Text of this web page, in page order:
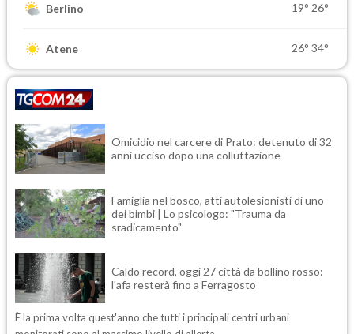
Berlino 19° 26°
Atene 26° 34°
Omicidio nel carcere di Prato: detenuto di 32
anni ucciso dopo una colluttazione
Famiglia nel bosco, atti autolesionisti di uno
dei bimbi | Lo psicologo: "Trauma da
sradicamento"
Caldo record, oggi 27 città da bollino rosso:
l'afa resterà fino a Ferragosto
È la prima volta quest'anno che tutti i principali centri urbani